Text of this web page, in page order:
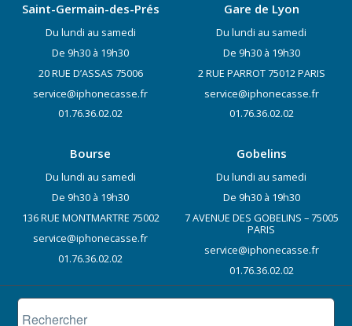
Saint-Germain-des-Prés
Du lundi au samedi
De 9h30 à 19h30
20 RUE D’ASSAS 75006
service@iphonecasse.fr
01.76.36.02.02
Gare de Lyon
Du lundi au samedi
De 9h30 à 19h30
2 RUE PARROT 75012 PARIS
service@iphonecasse.fr
01.76.36.02.02
Bourse
Du lundi au samedi
De 9h30 à 19h30
136 RUE MONTMARTRE 75002
service@iphonecasse.fr
01.76.36.02.02
Gobelins
Du lundi au samedi
De 9h30 à 19h30
7 AVENUE DES GOBELINS – 75005
PARIS
service@iphonecasse.fr
01.76.36.02.02